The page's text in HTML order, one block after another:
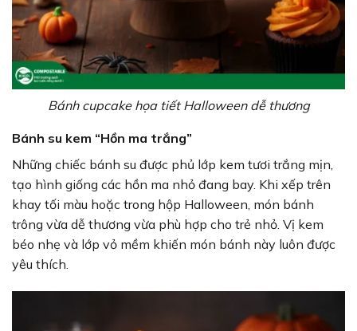
Bánh cupcake họa tiết Halloween dễ thương
Bánh su kem “Hồn ma trắng”
Những chiếc bánh su được phủ lớp kem tươi trắng mịn,
tạo hình giống các hồn ma nhỏ đang bay. Khi xếp trên
khay tối màu hoặc trong hộp Halloween, món bánh
trông vừa dễ thương vừa phù hợp cho trẻ nhỏ. Vị kem
béo nhẹ và lớp vỏ mềm khiến món bánh này luôn được
yêu thích.